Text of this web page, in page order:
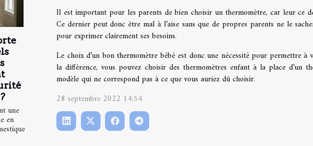
une
en
Il est important pour les parents de bien choisir un thermomètre, car leur ce
Ce dernier peut donc être mal à l’aise sans que de propres parents ne le
pour exprimer clairement ses besoins.
Le choix d’un bon thermomètre bébé est donc une nécessité pour permettre à
la différence, vous pouvez choisir des thermomètres enfant à la place d’un
modèle qui ne correspond pas à ce que vous auriez dû choisir.
28 septembre 2022 14:54